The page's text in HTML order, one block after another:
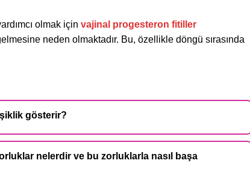
olmak için vajinal progesteron fitiller
neden olmaktadır. Bu, özellikle döngü sırasında
gösterir?
nelerdir ve bu zorluklarla nasıl başa